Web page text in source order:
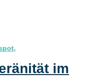
,
im